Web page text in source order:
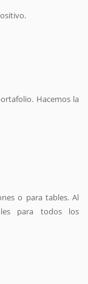
Hacemos la
o para tables. Al
para todos los